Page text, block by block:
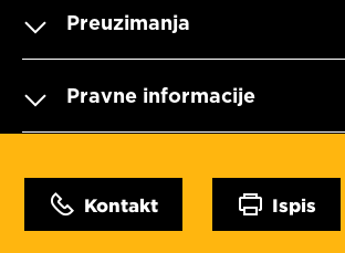
Preuzimanja
Pravne informacije
Kontakt Ispis